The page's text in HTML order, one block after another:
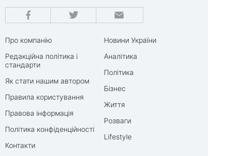
Про компанію
Редакційна політика і
стандарти
Як стати нашим автором
Правила користування
Правова інформація
Політика конфіденційності
Контакти
Новини України
Аналітика
Політика
Бізнес
Життя
Розваги
Lifestyle